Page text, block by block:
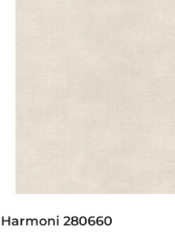
Harmoni 280660